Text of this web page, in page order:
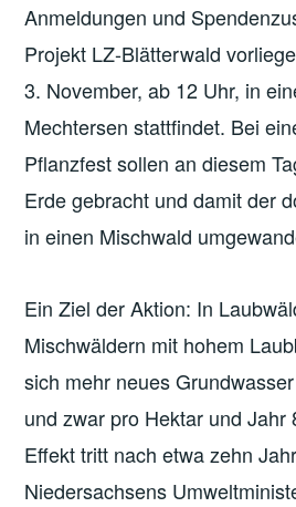
Anmeldungen und
Projekt LZ-Blätterwald
3. November, ab 12 Uhr, in
Mechtersen stattfindet. Bei
Pflanzfest sollen an diesem
Erde gebracht und damit der
in einen Mischwald
Ein Ziel der Aktion: In
Mischwäldern mit hohem
sich mehr neues
und zwar pro Hektar und Jahr
Effekt tritt nach etwa zehn
Niedersachsens